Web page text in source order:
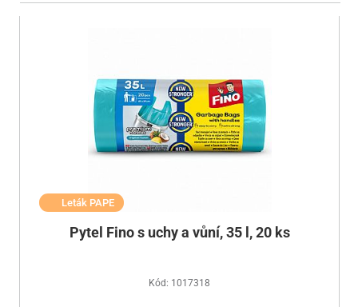
Leták PAPE
Pytel Fino s uchy a vůní, 35 l, 20 ks
Kód: 1017318